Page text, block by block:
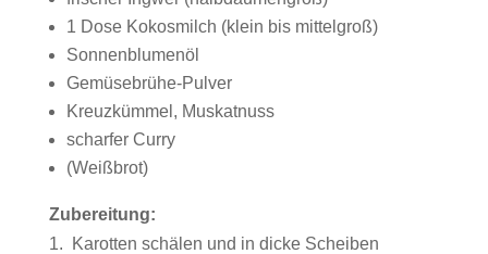
1 Dose Kokosmilch (klein bis mittelgroß)
Sonnenblumenöl
Gemüsebrühe-Pulver
Kreuzkümmel, Muskatnuss
scharfer Curry
(Weißbrot)
Zubereitung:
Karotten schälen und in dicke Scheiben